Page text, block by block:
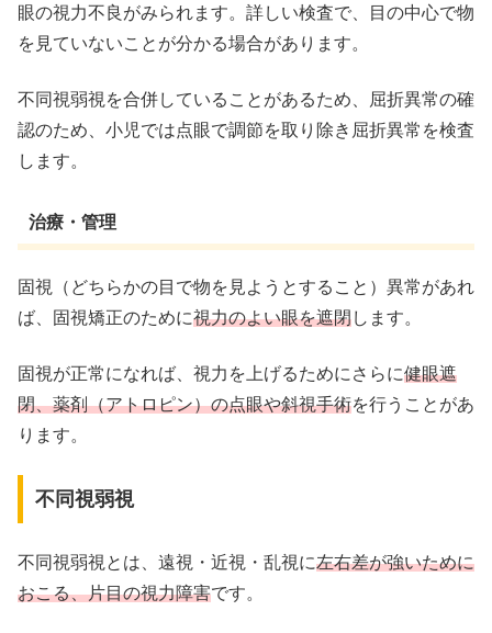
眼の視力不良がみられます。詳しい検査で、目の中心で物
を見ていないことが分かる場合があります。
不同視弱視を合併していることがあるため、屈折異常の確
認のため、小児では点眼で調節を取り除き屈折異常を検査
します。
治療・管理
固視（どちらかの目で物を見ようとすること）異常があれ
ば、固視矯正のために視力のよい眼を遮閉します。
固視が正常になれば、視力を上げるためにさらに健眼遮
閉、薬剤（アトロピン）の点眼や斜視手術を行うことがあ
ります。
不同視弱視
不同視弱視とは、遠視・近視・乱視に左右差が強いために
おこる、片目の視力障害です。